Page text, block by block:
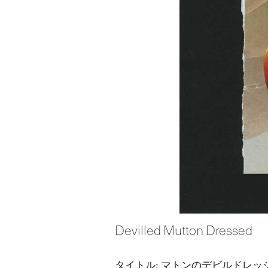
Devilled Mutton Dressed
タイトル: マトンのデビルドレッ